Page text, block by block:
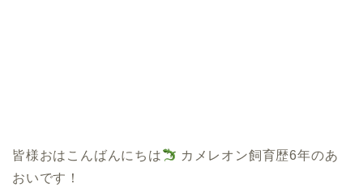
皆様おはこんばんにちは
カメレオン飼育歴6年のあ
おいです！